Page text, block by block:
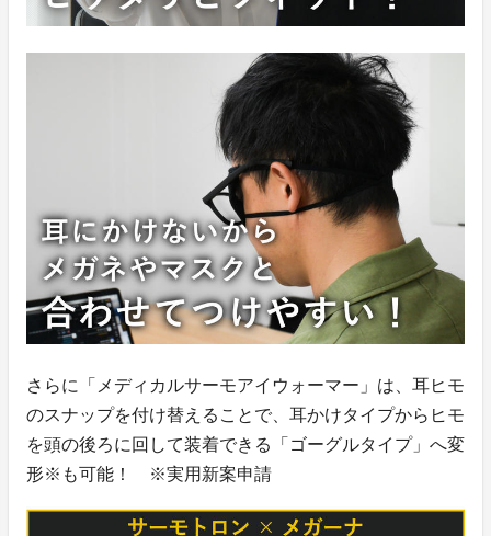
さらに「メディカルサーモアイウォーマー」は、耳ヒモ
のスナップを付け替えることで、耳かけタイプからヒモ
を頭の後ろに回して装着できる「ゴーグルタイプ」へ変
形※も可能！ ※実用新案申請